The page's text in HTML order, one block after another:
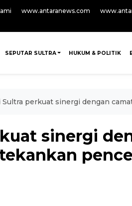
www.antaranews.com
SEPUTAR SULTRA HUKUM & POLITIK
Sultra perkuat sinergi dengan
sinergi